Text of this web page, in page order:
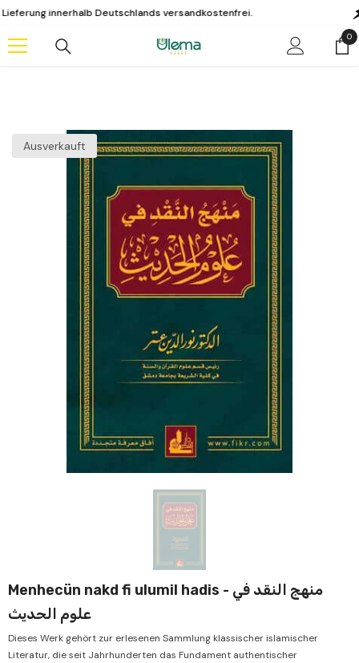
Zum Inhalt springen
innerhalb Deutschlands versandkostenfrei.
0
0
Ausverkauft
Menhecün nakd fi ulumil hadis - منهج النقد في
علوم الحديث
Dieses Werk gehört zur erlesenen Sammlung klassischer islamischer
Literatur, die seit Jahrhunderten das Fundament authentischer